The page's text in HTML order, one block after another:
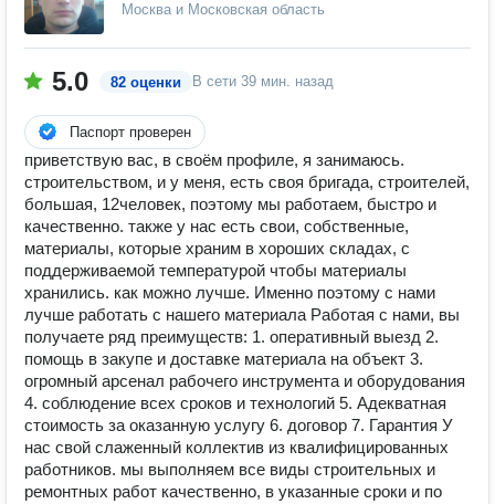
Москва и Московская область
5.0 82 оценки В сети 39 мин. назад
Паспорт проверен
приветствую вас, в своём профиле, я занимаюсь.
строительством, и у меня, есть своя бригада, строителей,
большая, 12человек, поэтому мы работаем, быстро и
качественно. также у нас есть свои, собственные,
материалы, которые храним в хороших складах, с
поддерживаемой температурой чтобы материалы
хранились. как можно лучше. Именно поэтому с нами
лучше работать с нашего материала Работая с нами, вы
получаете ряд преимуществ: 1. оперативный выезд 2.
помощь в закупе и доставке материала на объект 3.
огромный арсенал рабочего инструмента и оборудования
4. соблюдение всех сроков и технологий 5. Адекватная
стоимость за оказанную услугу 6. договор 7. Гарантия У
нас свой слаженный коллектив из квалифицированных
работников. мы выполняем все виды строительных и
ремонтных работ качественно, в указанные сроки и по